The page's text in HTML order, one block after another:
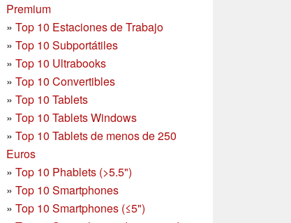
Premium
» Top 10 Estaciones de Trabajo
» Top 10 Subportátiles
» Top 10 Ultrabooks
» Top 10 Convertibles
» Top 10 Tablets
» Top 10 Tablets Windows
» Top 10 Tablets de menos de 250
Euros
» Top 10 Phablets (>5.5")
» Top 10 Smartphones
» Top 10 Smartphones (≤5")